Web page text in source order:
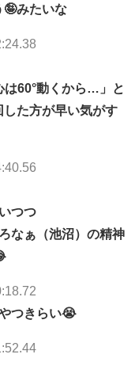
🤪みたいな
は60°動くから…」と
た方が早い気がす
つつ
なぁ（池沼）の精神
つきらい😭